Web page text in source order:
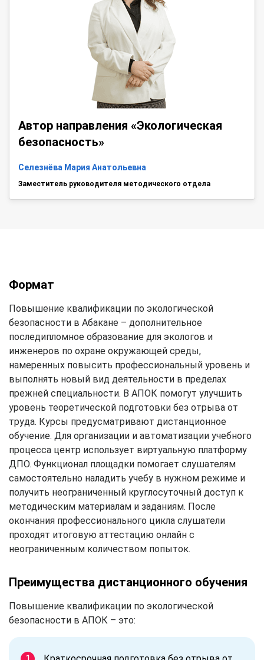
Автор направления «Экологическая
безопасность»
Селезнёва Мария Анатольевна
Заместитель руководителя методического отдела
Формат
Повышение квалификации по экологической
безопасности в Абакане – дополнительное
последипломное образование для экологов и
инженеров по охране окружающей среды,
намеренных повысить профессиональный уровень и
выполнять новый вид деятельности в пределах
прежней специальности. В АПОК помогут улучшить
уровень теоретической подготовки без отрыва от
труда. Курсы предусматривают дистанционное
обучение. Для организации и автоматизации учебного
процесса центр использует виртуальную платформу
ДПО. Функционал площадки помогает слушателям
самостоятельно наладить учебу в нужном режиме и
получить неограниченный круглосуточный доступ к
методическим материалам и заданиям. После
окончания профессионального цикла слушатели
проходят итоговую аттестацию онлайн с
неограниченным количеством попыток.
Преимущества дистанционного обучения
Повышение квалификации по экологической
безопасности в АПОК – это: